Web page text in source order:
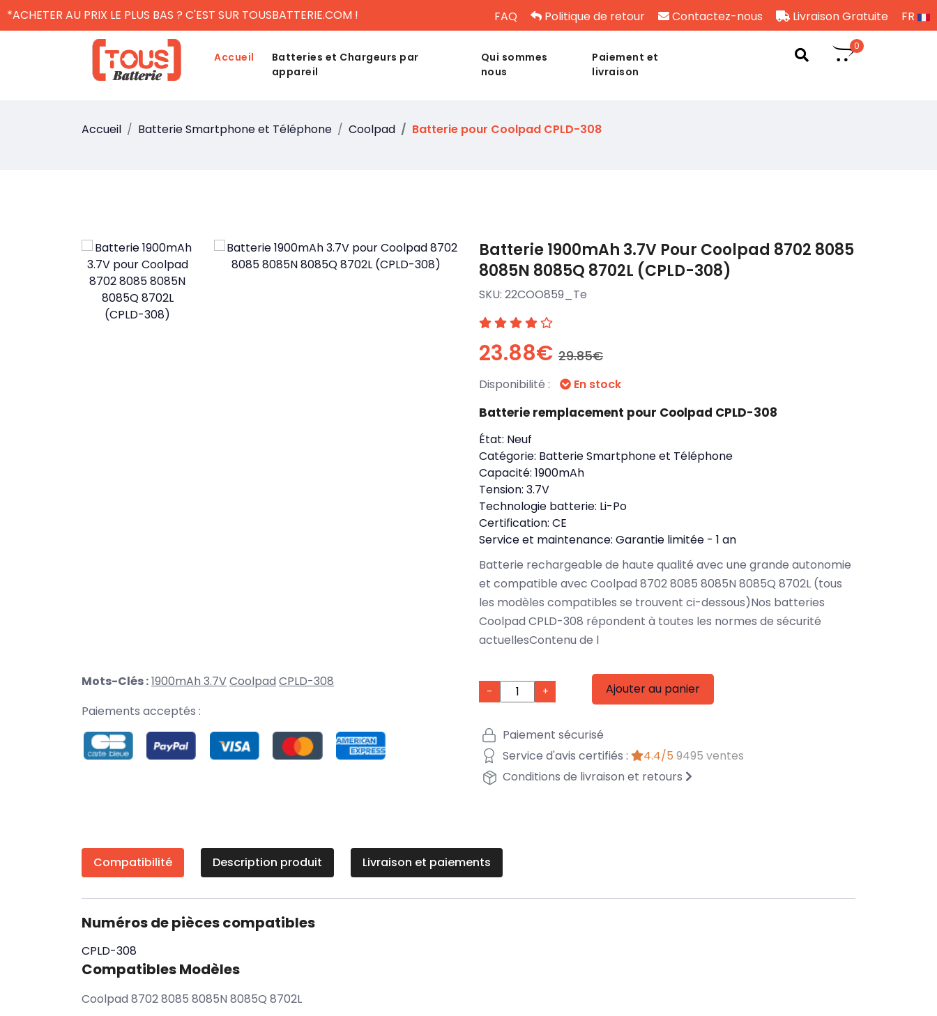
*ACHETER AU PRIX LE PLUS BAS ? C'EST SUR TOUSBATTERIE.COM ! FAQ Politique de retour Contactez-nous Livraison Gratuite FR
Accueil
Batteries et Chargeurs par
appareil
Qui sommes
nous
Paiement et
livraison
0
Accueil Batterie Smartphone et Téléphone Coolpad Batterie pour Coolpad CPLD-308
Mots-Clés :1900mAh 3.7VCoolpad CPLD-308
Paiements acceptés :
Batterie 1900mAh 3.7V Pour Coolpad 8702 8085
8085N 8085Q 8702L (CPLD-308)
SKU: 22COO859_Te
23.88€ 29.85€
Disponibilité : En stock
Batterie remplacement pour Coolpad CPLD-308
État: Neuf
Catégorie: Batterie Smartphone et Téléphone
Capacité: 1900mAh
Tension: 3.7V
Technologie batterie: Li-Po
Certification: CE
Service et maintenance: Garantie limitée - 1 an
Batterie rechargeable de haute qualité avec une grande autonomie
et compatible avec Coolpad 8702 8085 8085N 8085Q 8702L (tous
les modèles compatibles se trouvent ci-dessous)Nos batteries
Coolpad CPLD-308 répondent à toutes les normes de sécurité
actuellesContenu de l
- + Ajouter au panier
Paiement sécurisé
Service d'avis certifiés :
4.4/5 9495 ventes
Conditions de livraison et retours
Compatibilité Description produit Livraison et paiements
Numéros de pièces compatibles
CPLD-308
Compatibles Modèles
Coolpad 8702 8085 8085N 8085Q 8702L